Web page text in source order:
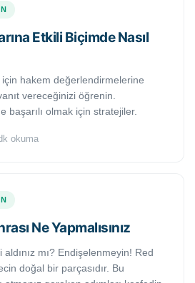
Etkili Biçimde Nasıl
hakem değerlendirmelerine
vereceğinizi öğrenin.
başarılı olmak için stratejiler.
okuma
Ne Yapmalısınız
mı? Endişelenmeyin! Red
doğal bir parçasıdır. Bu